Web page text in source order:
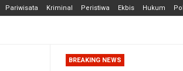
Pariwisata Kriminal Peristiwa Ekbis Hukum
BREAKING NEWS